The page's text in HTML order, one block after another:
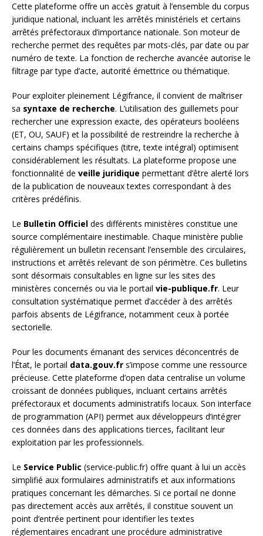
Cette plateforme offre un accès gratuit à l’ensemble du corpus
juridique national, incluant les arrêtés ministériels et certains
arrêtés préfectoraux d’importance nationale. Son moteur de
recherche permet des requêtes par mots-clés, par date ou par
numéro de texte. La fonction de recherche avancée autorise le
filtrage par type d’acte, autorité émettrice ou thématique.
Pour exploiter pleinement Légifrance, il convient de maîtriser
sa syntaxe de recherche. L’utilisation des guillemets pour
rechercher une expression exacte, des opérateurs booléens
(ET, OU, SAUF) et la possibilité de restreindre la recherche à
certains champs spécifiques (titre, texte intégral) optimisent
considérablement les résultats. La plateforme propose une
fonctionnalité de veille juridique permettant d’être alerté lors
de la publication de nouveaux textes correspondant à des
critères prédéfinis.
Le Bulletin Officiel des différents ministères constitue une
source complémentaire inestimable. Chaque ministère publie
régulièrement un bulletin recensant l’ensemble des circulaires,
instructions et arrêtés relevant de son périmètre. Ces bulletins
sont désormais consultables en ligne sur les sites des
ministères concernés ou via le portail vie-publique.fr. Leur
consultation systématique permet d’accéder à des arrêtés
parfois absents de Légifrance, notamment ceux à portée
sectorielle.
Pour les documents émanant des services déconcentrés de
l’État, le portail data.gouv.fr s’impose comme une ressource
précieuse. Cette plateforme d’open data centralise un volume
croissant de données publiques, incluant certains arrêtés
préfectoraux et documents administratifs locaux. Son interface
de programmation (API) permet aux développeurs d’intégrer
ces données dans des applications tierces, facilitant leur
exploitation par les professionnels.
Le Service Public (service-public.fr) offre quant à lui un accès
simplifié aux formulaires administratifs et aux informations
pratiques concernant les démarches. Si ce portail ne donne
pas directement accès aux arrêtés, il constitue souvent un
point d’entrée pertinent pour identifier les textes
réglementaires encadrant une procédure administrative